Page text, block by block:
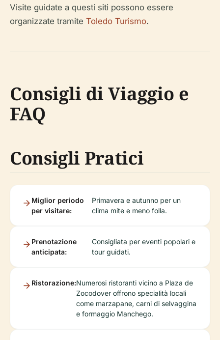
Visite guidate a questi siti possono essere
organizzate tramite Toledo Turismo.
Consigli di Viaggio e
FAQ
Consigli Pratici
Miglior periodo
per visitare:
Primavera e autunno per un
clima mite e meno folla.
Prenotazione
anticipata:
Consigliata per eventi popolari e
tour guidati.
Ristorazione:Numerosi ristoranti vicino a Plaza de
Zocodover offrono specialità locali
come marzapane, carni di selvaggina
e formaggio Manchego.